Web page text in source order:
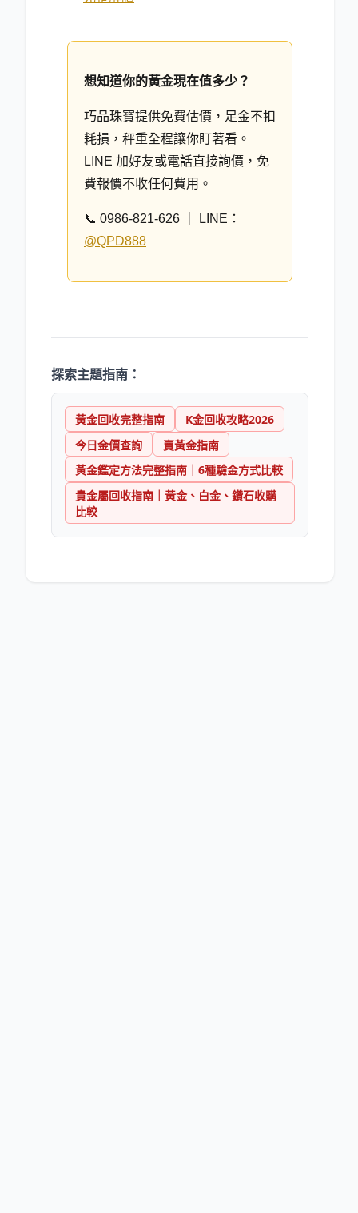
想知道你的黃金現在值多少？
巧品珠寶提供免費估價，足金不扣
耗損，秤重全程讓你盯著看。
LINE 加好友或電話直接詢價，免
費報價不收任何費用。
📞 0986-821-626 ｜ LINE：
@QPD888
探索主題指南：
黃金回收完整指南
K金回收攻略2026
今日金價查詢
賣黃金指南
黃金鑑定方法完整指南｜6種驗金方式比較
貴金屬回收指南｜黃金、白金、鑽石收購
比較